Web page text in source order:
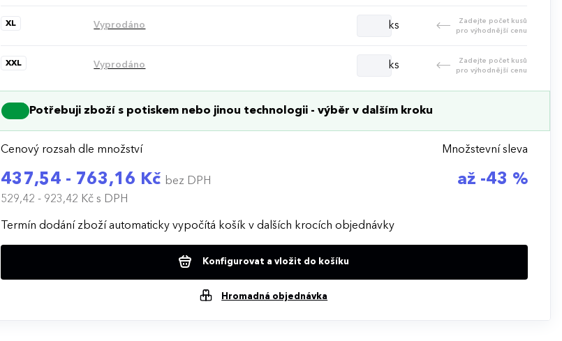
XL Vyprodáno ks
Zadejte počet kusů
pro výhodnější cenu
XXL Vyprodáno ks
Zadejte počet kusů
pro výhodnější cenu
Potřebuji zboží s potiskem nebo jinou technologii - výběr v dalším kroku
Cenový rozsah dle množství
437,54 - 763,16 Kč bez DPH
529,42 - 923,42 Kčs DPH
Množstevní sleva
až -43 %
Termín dodání zboží automaticky vypočítá košík v dalších krocích objednávky
Konfigurovat a vložit do košíku
Hromadná objednávka